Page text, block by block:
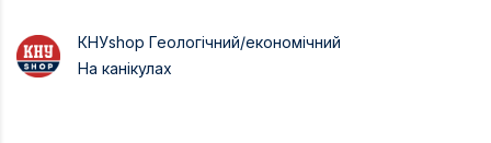
КНУshop Геологічний/економічний
На канікулах